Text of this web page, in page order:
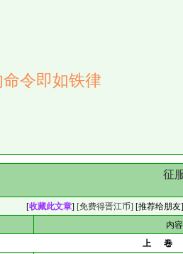
令即如铁律
征
[收藏此文章] [免费得晋江币] [推荐给朋友
内
上